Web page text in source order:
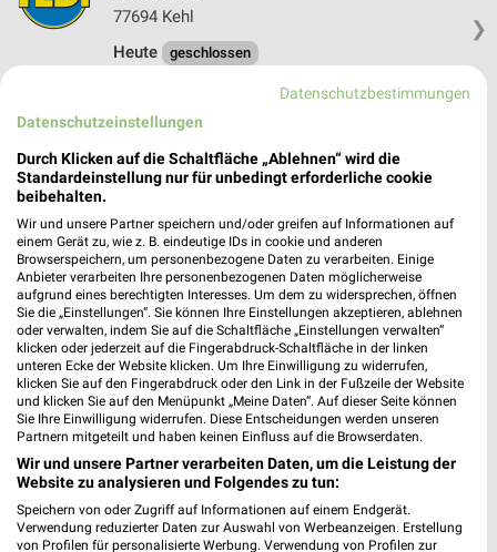
❯
77694 Kehl
Heute
geschlossen
Tedi Waldkirch
Lange Str. 20
Heute
geschlossen
625,57 km
Tedi Renchen
Vogesenstraße 2-4
77871 Renchen
Heute geschlossen
580,28 km
Tedi Rheinau
Datenschutzbestimmungen
Datenschutzeinstellungen
Durch Klicken auf die Schaltfläche „Ablehnen“ wird die
Standardeinstellung nur für unbedingt erforderliche cookie
beibehalten.
Wir und unsere Partner speichern und/oder greifen auf Informationen auf
einem Gerät zu, wie z. B. eindeutige IDs in cookie und anderen
Browserspeichern, um personenbezogene Daten zu verarbeiten. Einige
Anbieter verarbeiten Ihre personenbezogenen Daten möglicherweise
aufgrund eines berechtigten Interesses. Um dem zu widersprechen, öffnen
Sie die „Einstellungen“. Sie können Ihre Einstellungen akzeptieren, ablehnen
oder verwalten, indem Sie auf die Schaltfläche „Einstellungen verwalten“
klicken oder jederzeit auf die Fingerabdruck-Schaltfläche in der linken
unteren Ecke der Website klicken. Um Ihre Einwilligung zu widerrufen,
klicken Sie auf den Fingerabdruck oder den Link in der Fußzeile der Website
und klicken Sie auf den Menüpunkt „Meine Daten“. Auf dieser Seite können
Sie Ihre Einwilligung widerrufen. Diese Entscheidungen werden unseren
Partnern mitgeteilt und haben keinen Einfluss auf die Browserdaten.
Wir und unsere Partner verarbeiten Daten, um die Leistung der
Website zu analysieren und Folgendes zu tun:
Speichern von oder Zugriff auf Informationen auf einem Endgerät.
Verwendung reduzierter Daten zur Auswahl von Werbeanzeigen. Erstellung
von Profilen für personalisierte Werbung. Verwendung von Profilen zur